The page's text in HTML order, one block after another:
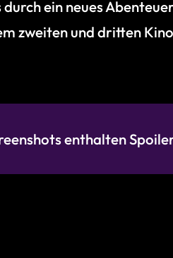
ein neues
zweiten und dritten
enthalten